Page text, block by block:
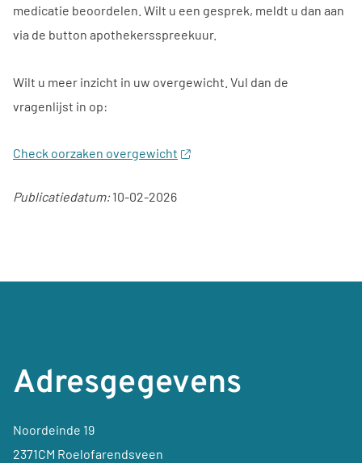
medicatie beoordelen. Wilt u een gesprek, meldt u dan aan
via de button apothekersspreekuur.
Wilt u meer inzicht in uw overgewicht. Vul dan de
vragenlijst in op:
Check oorzaken overgewicht
Publicatiedatum:10-02-2026
Adresgegevens
Noordeinde 19
2371CM Roelofarendsveen